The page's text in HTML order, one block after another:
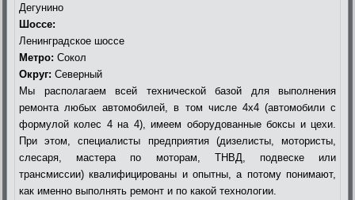
Дегунино
Шоссе:
Ленинградское шоссе
Метро: Сокол
Округ: Северный
Мы располагаем всей технической базой для выполнения
ремонта любых автомобилей, в том числе 4х4 (автомобили с
формулой колес 4 на 4), имеем оборудованные боксы и цехи.
При этом, специалисты предприятия (дизелисты, мотористы,
слесаря, мастера по моторам, ТНВД, подвеске или
трансмиссии) квалифицированы и опытны, а потому понимают,
как именно выполнять ремонт и по какой технологии.